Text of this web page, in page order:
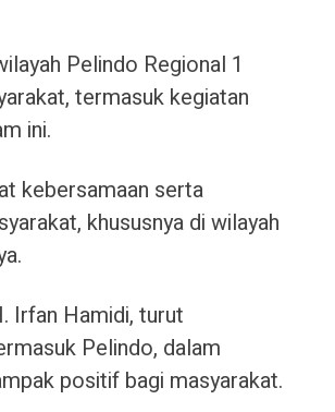
Pelindo Regional 1
termasuk kegiatan
ini.
kebersamaan serta
khususnya di wilayah
Irfan Hamidi, turut
Pelindo, dalam
positif bagi masyarakat.